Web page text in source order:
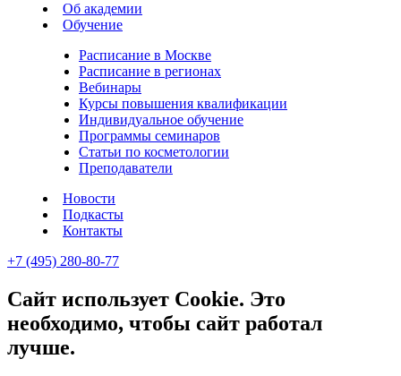
Об академии
Обучение
Расписание в Москве
Расписание в регионах
Вебинары
Курсы повышения квалификации
Индивидуальное обучение
Программы семинаров
Статьи по косметологии
Преподаватели
Новости
Подкасты
Контакты
+7 (495) 280-80-77
Сайт использует Cookie. Это
необходимо, чтобы сайт работал
лучше.